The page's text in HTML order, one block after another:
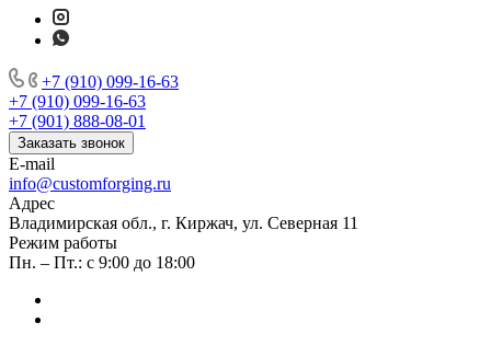
+7 (910) 099-16-63
+7 (910) 099-16-63
+7 (901) 888-08-01
Заказать звонок
E-mail
info@customforging.ru
Адрес
Владимирская обл., г. Киржач, ул. Северная 11
Режим работы
Пн. – Пт.: с 9:00 до 18:00